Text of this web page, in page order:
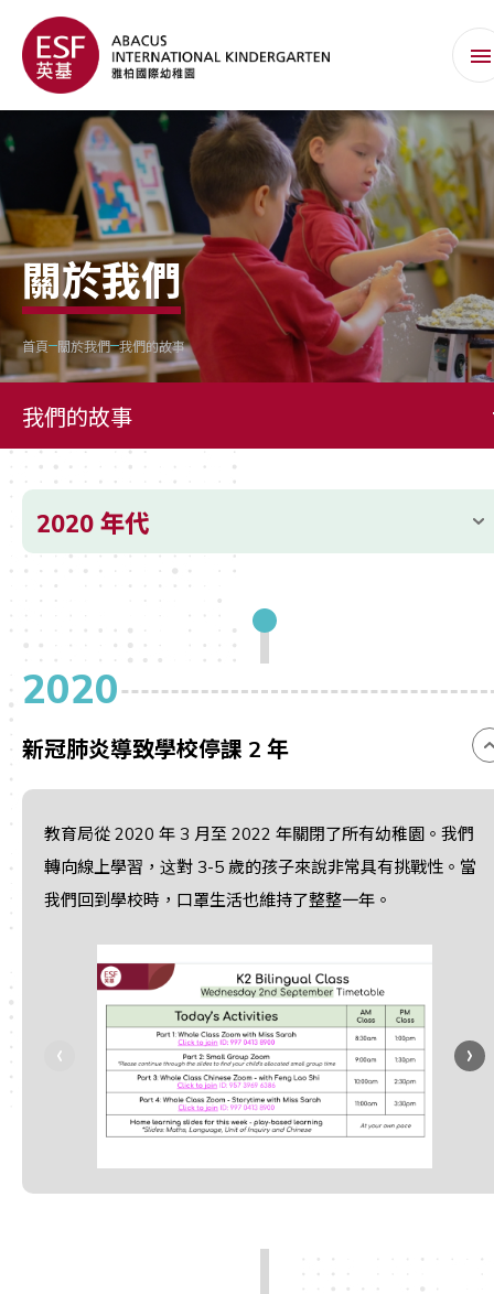
關於我們
首頁 關於我們 我們的故事
我們的故事
2020 年代
2020
新冠肺炎導致學校停課 2 年
教育局從 2020 年 3 月至 2022 年關閉了所有幼稚園。我們
轉向線上學習，这對 3-5 歲的孩子來說非常具有挑戰性。當
我們回到學校時，口罩生活也維持了整整一年。